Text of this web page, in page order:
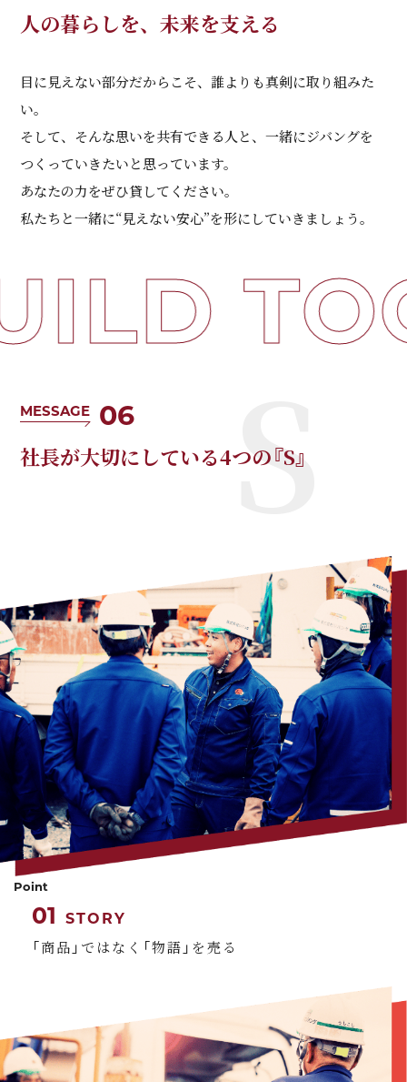
人の暮らしを、未来を支える
目に見えない部分だからこそ、誰よりも真剣に取り組みた
い。
そして、そんな思いを共有できる人と、一緒にジバングを
つくっていきたいと思っています。
あなたの力をぜひ貸してください。
私たちと一緒に“見えない安心”を形にしていきましょう。
MESSAGE 06
社長が大切にしている4つの『S』
Point
01 STORY
「商品」ではなく「物語」を売る